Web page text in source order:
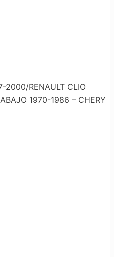
2000/RENAULT CLIO
1970-1986 – CHERY